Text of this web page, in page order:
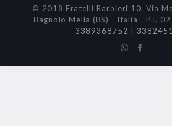
© 2018 Fratelli Barbieri 10, Via
Bagnolo Mella (BS) - Italia - P.I.
3389368752